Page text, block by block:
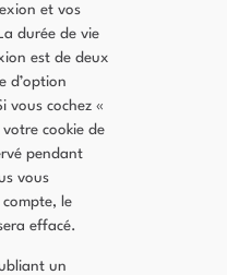
et vos
durée de vie
est de deux
d’option
vous cochez «
cookie de
pendant
vous
le
effacé.
un